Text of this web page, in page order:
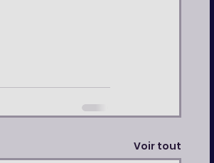
Voir tout